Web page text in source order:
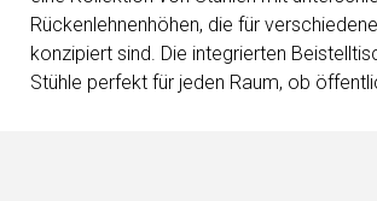
Rückenlehnenhöhen, die für
konzipiert sind. Die integrierten
Stühle perfekt für jeden Raum, ob